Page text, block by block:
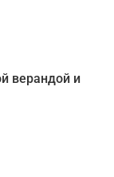
верандой и